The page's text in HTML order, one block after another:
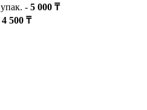
упак. - 5 000 ₸
4 500 ₸